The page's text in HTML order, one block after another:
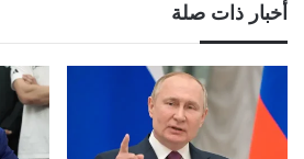
أخبار ذات صلة